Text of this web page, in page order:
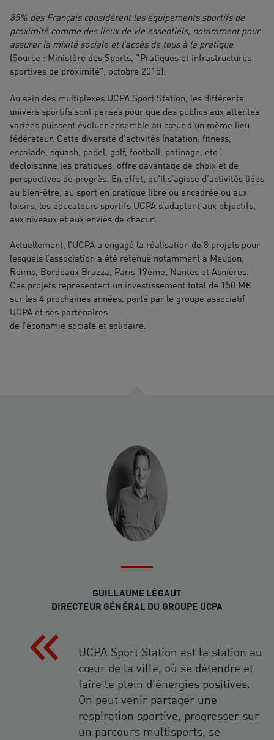
85% des Français considèrent les équipements sportifs de
proximité comme des lieux de vie essentiels, notamment pour
assurer la mixité sociale et l’accès de tous à la pratique
(Source : Ministère des Sports, “Pratiques et infrastructures
sportives de proximité”, octobre 2015).
Au sein des multiplexes UCPA Sport Station, les différents
univers sportifs sont pensés pour que des publics aux attentes
variées puissent évoluer ensemble au cœur d’un même lieu
fédérateur. Cette diversité d’activités (natation, fitness,
escalade, squash, padel, golf, football, patinage, etc.)
décloisonne les pratiques, offre davantage de choix et de
perspectives de progrès. En effet, qu’il s’agisse d’activités liées
au bien-être, au sport en pratique libre ou encadrée ou aux
loisirs, les éducateurs sportifs UCPA s’adaptent aux objectifs,
aux niveaux et aux envies de chacun.
Actuellement, l’UCPA a engagé la réalisation de 8 projets pour
lesquels l’association a été retenue notamment à Meudon,
Reims, Bordeaux Brazza, Paris 19ème, Nantes et Asnières.
Ces projets représentent un investissement total de 150 M€
sur les 4 prochaines années, porté par le groupe associatif
UCPA et ses partenaires
de l’économie sociale et solidaire.
GUILLAUME LÉGAUT
DIRECTEUR GÉNÉRAL DU GROUPE UCPA
UCPA Sport Station est la station au
cœur de la ville, où se détendre et
faire le plein d'énergies positives.
On peut venir partager une
respiration sportive, progresser sur
un parcours multisports, se